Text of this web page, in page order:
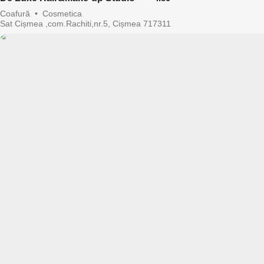
Coafură • Cosmetica
Sat Cișmea ,com.Rachiti,nr.5, Cișmea 717311